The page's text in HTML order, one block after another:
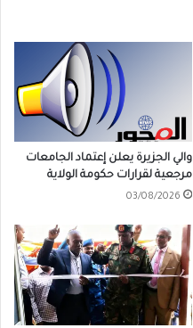
والي الجزيرة يعلن إعتماد الجامعات
مرجعية لقرارات حكومة الولاية
03/08/2026